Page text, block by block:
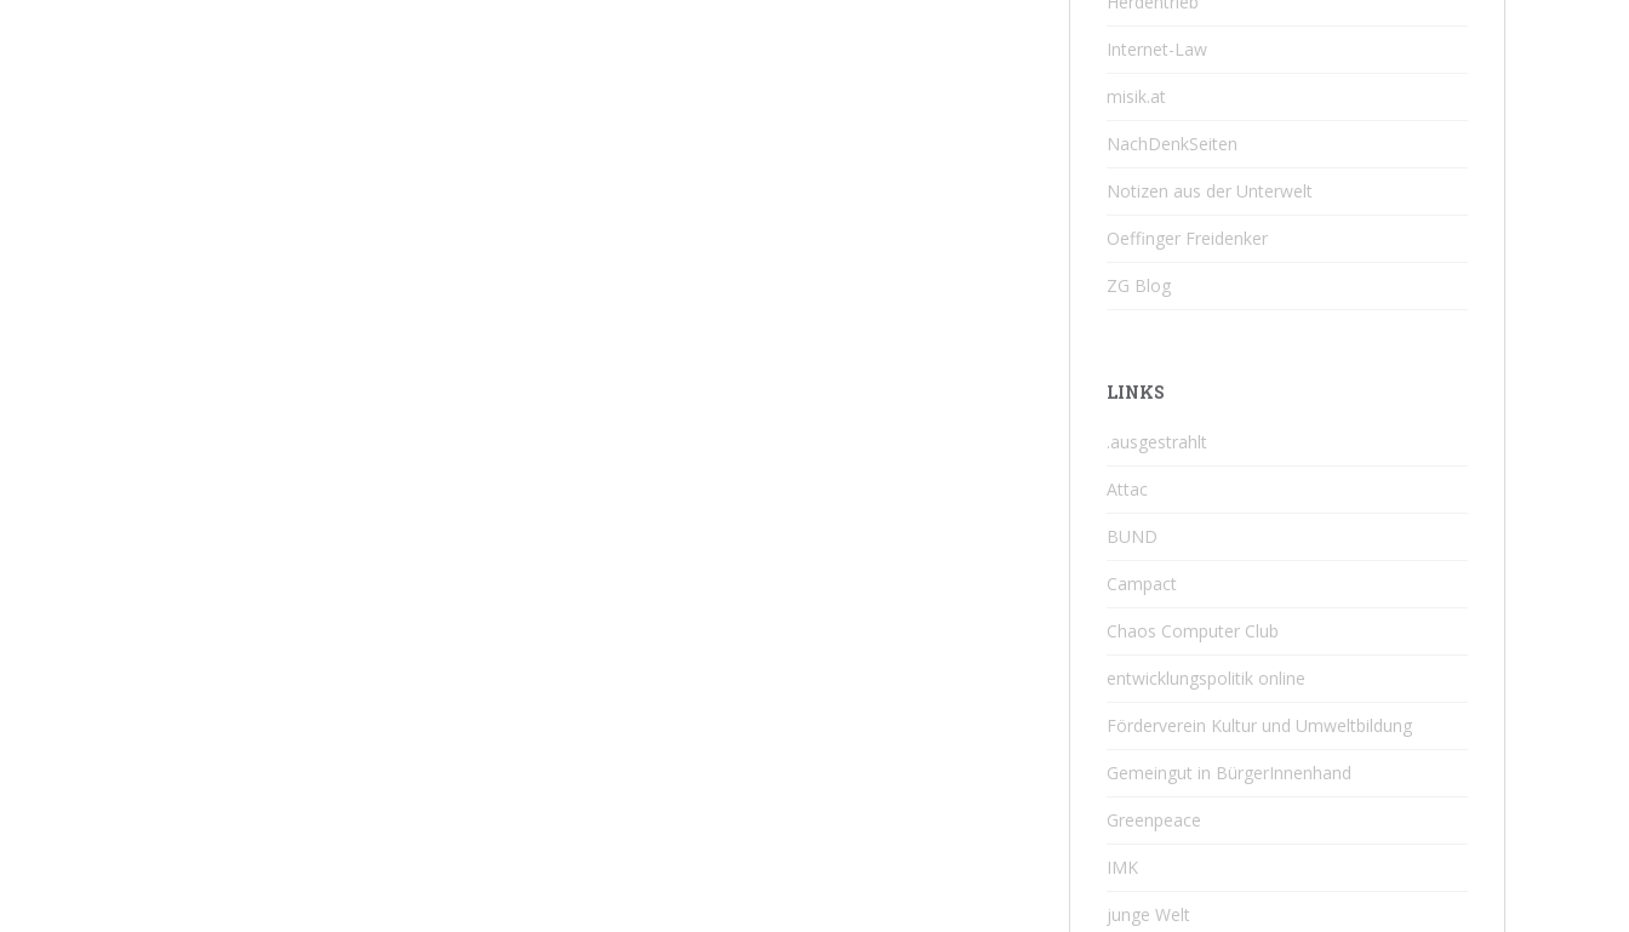
Internet-Law
misik.at
NachDenkSeiten
Notizen aus der Unterwelt
Oeffinger Freidenker
ZG Blog
LINKS
.ausgestrahlt
Attac
BUND
Campact
Chaos Computer Club
entwicklungspolitik online
Förderverein Kultur und Umweltbildung
Gemeingut in BürgerInnenhand
Greenpeace
IMK
junge Welt